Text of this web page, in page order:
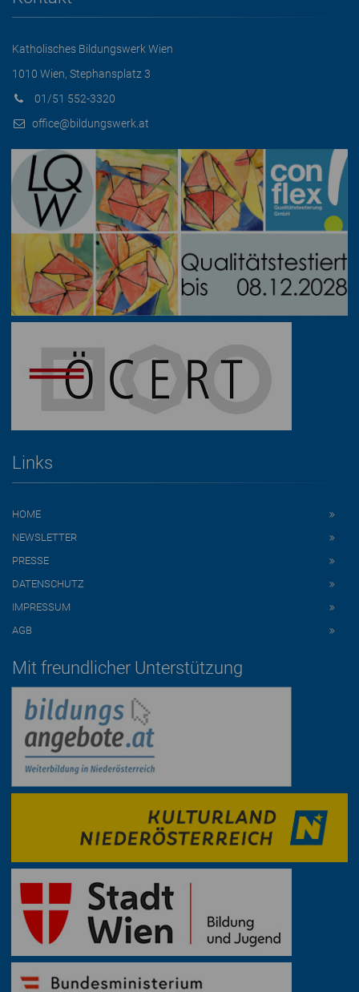
Katholisches Bildungswerk Wien
1010 Wien, Stephansplatz 3
01/51 552-3320
office@bildungswerk.at
Links
HOME
NEWSLETTER
PRESSE
DATENSCHUTZ
IMPRESSUM
AGB
Mit freundlicher Unterstützung